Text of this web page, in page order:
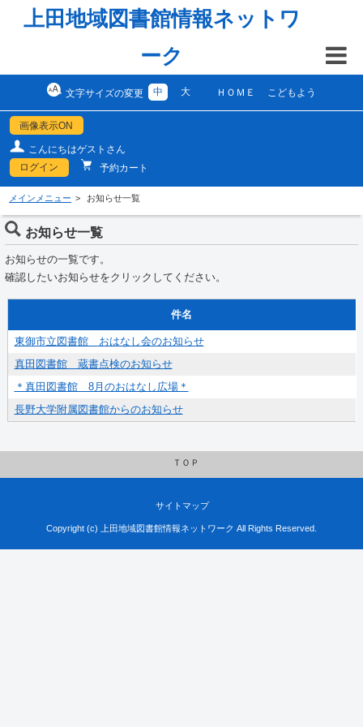
上田地域図書館情報ネットワ
ーク
文字サイズの変更 中 大 ＨＯＭＥ こどもよう
画像表示ON
こんにちはゲストさん
ログイン
予約カート
メインメニュー お知らせ一覧
お知らせ一覧
お知らせの一覧です。
確認したいお知らせをクリックしてください。
件名
東御市立図書館 おはなし会のお知らせ
真田図書館 蔵書点検のお知らせ
＊真田図書館 8月のおはなし広場＊
長野大学附属図書館からのお知らせ
ＴＯＰ
サイトマップ
Copyright (c) 上田地域図書館情報ネットワーク All Rights Reserved.